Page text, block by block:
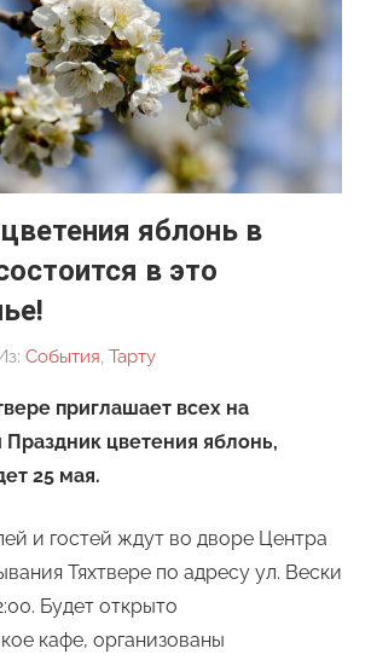
яблонь в
в это
События, Тарту
приглашает всех на
цветения яблонь,
25 мая.
и гостей ждут во дворе Центра
Тяхтвере по адресу ул. Вески
Будет открыто
кафе, организованы